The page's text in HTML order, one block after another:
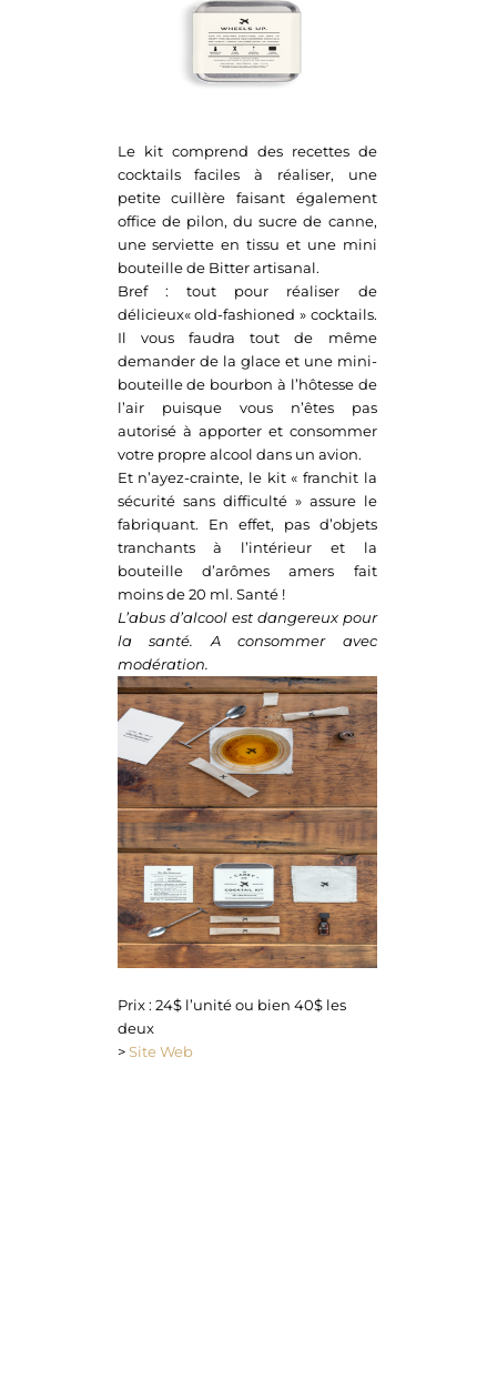
Le kit comprend des recettes de
cocktails faciles à réaliser, une
petite cuillère faisant également
office de pilon, du sucre de canne,
une serviette en tissu et une mini
bouteille de Bitter artisanal.
Bref : tout pour réaliser de
délicieux« old-fashioned » cocktails.
Il vous faudra tout de même
demander de la glace et une mini-
bouteille de bourbon à l’hôtesse de
l’air puisque vous n’êtes pas
autorisé à apporter et consommer
votre propre alcool dans un avion.
Et n’ayez-crainte, le kit « franchit la
sécurité sans difficulté » assure le
fabriquant. En effet, pas d’objets
tranchants à l’intérieur et la
bouteille d’arômes amers fait
moins de 20 ml. Santé !
L’abus d’alcool est dangereux pour
la santé. A consommer avec
modération.
Prix : 24$ l’unité ou bien 40$ les
deux
>Site Web